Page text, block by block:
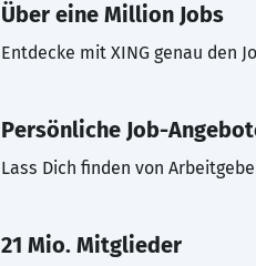
Über eine Million Jobs
Entdecke mit XING genau den
Persönliche Job-
Lass Dich finden von
21 Mio. Mitglieder